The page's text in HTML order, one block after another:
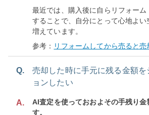
最近では、購入後に自らリフォーム
することで、自分にとって心地よい
増えています。
参考： リフォームしてから売ると売
Q.
売却した時に手元に残る金額を
ョンしたい
A.
AI査定を使っておおよその手残り金
す。